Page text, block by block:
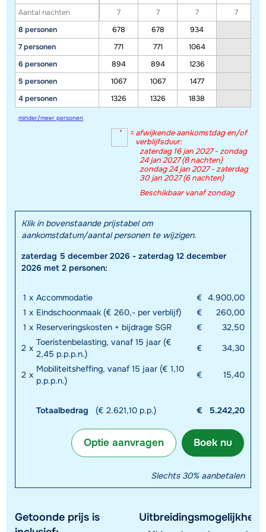
materiaal.
Toon alle accommodaties in dit gebied
Deze kaart geeft een indicatie van de ligging van onze accommodaties. De
exacte locatie kan enigszins afwijken.
Aantal nachten
8 personen
7 personen
6 personen
5 personen
4 personen
7
7 7
7
678
678
934
771
771
1064
894
894
1236
1067
1067
1477
1326
1326 1838
minder/meer personen
* =afwijkende aankomstdag en/of
verblijfsduur:
zaterdag 16 jan 2027 - zondag
24 jan 2027 (8 nachten)
zondag 24 jan 2027 - zaterdag
30 jan 2027 (6 nachten)
Beschikbaar vanaf zondag
Klik in bovenstaande prijstabel om
aankomstdatum/aantal personen te wijzigen.
zaterdag 5 december 2026 - zaterdag 12 december
2026 met 2 personen:
1 x Accommodatie € 4.900,00
1 x Eindschoonmaak (€ 260,- per verblijf) €
260,00
1 x Reserveringskosten + bijdrage SGR €
32,50
2 x
Toeristenbelasting, vanaf 15 jaar (€
2,45 p.p.p.n.)
€ 34,30
2 x
Mobiliteitsheffing, vanaf 15 jaar (€ 1,10
p.p.p.n.)
€ 15,40
Totaalbedrag (€ 2.621,10 p.p.) € 5.242,20
Boek nu
Optie aanvragen
Slechts 30% aanbetalen
Getoonde prijs is